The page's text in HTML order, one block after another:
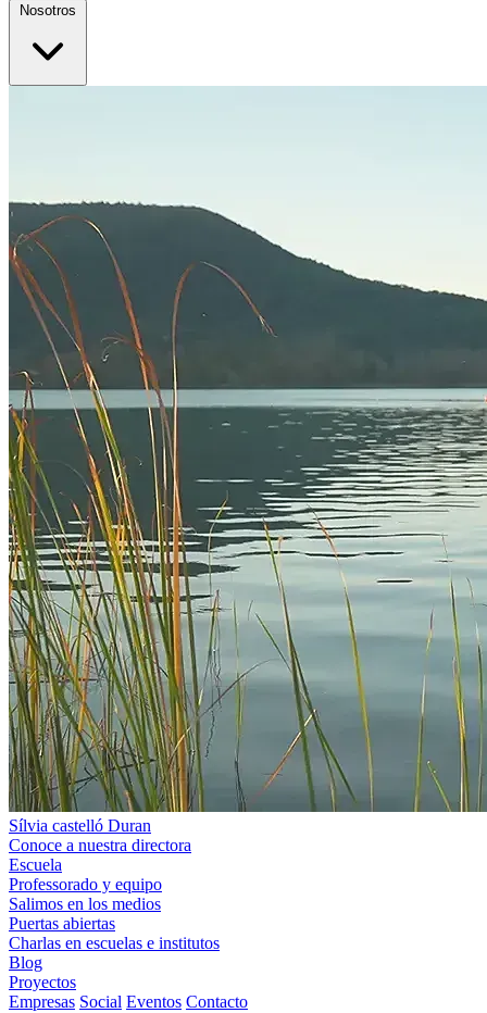
Nosotros
Sílvia castelló Duran
Conoce a nuestra directora
Escuela
Professorado y equipo
Salimos en los medios
Puertas abiertas
Charlas en escuelas e institutos
Blog
Proyectos
Empresas Social Eventos Contacto